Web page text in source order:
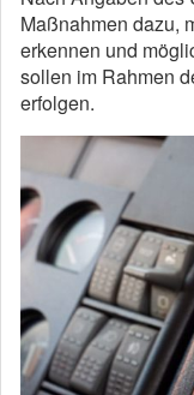
Maßnahmen dazu,
erkennen und
sollen im Rahmen
erfolgen.